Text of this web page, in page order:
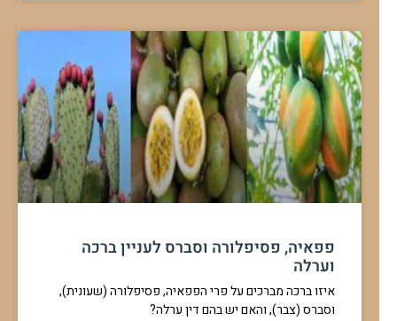
פפאיה, פסיפלורה וסברס לעניין ברכה
וערלה
איזו ברכה מברכים על פרי הפפאיה, פסיפלורה (שעונית),
וסברס (צבר), והאם יש בהם דין ערלה?